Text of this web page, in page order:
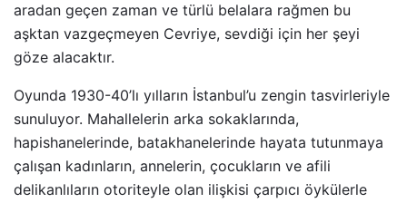
aradan geçen zaman ve türlü belalara rağmen bu
aşktan vazgeçmeyen Cevriye, sevdiği için her şeyi
göze alacaktır.
Oyunda 1930-40’lı yılların İstanbul’u zengin tasvirleriyle
sunuluyor. Mahallelerin arka sokaklarında,
hapishanelerinde, batakhanelerinde hayata tutunmaya
çalışan kadınların, annelerin, çocukların ve afili
delikanlıların otoriteyle olan ilişkisi çarpıcı öykülerle